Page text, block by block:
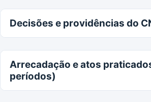
Decisões e providências do
Arrecadação e atos
períodos)